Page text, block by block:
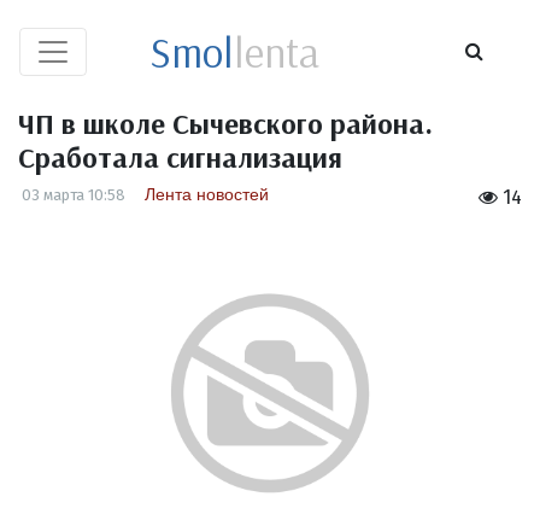
Smollenta
ЧП в школе Сычевского района.
Сработала сигнализация
14
03 марта 10:58 Лента новостей